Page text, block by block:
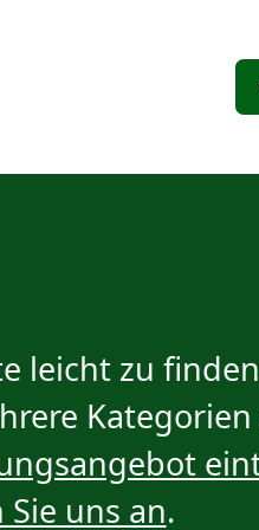
leicht zu
uns an.